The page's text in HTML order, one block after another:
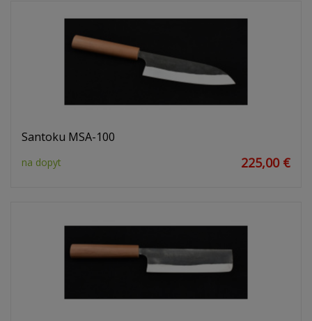
Santoku MSA-100
na dopyt 225,00 €